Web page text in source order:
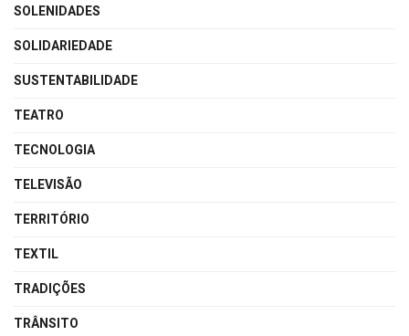
SOLENIDADES
SOLIDARIEDADE
SUSTENTABILIDADE
TEATRO
TECNOLOGIA
TELEVISÃO
TERRITÓRIO
TEXTIL
TRADIÇÕES
TRÂNSITO